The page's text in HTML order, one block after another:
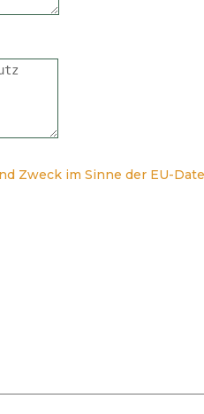
Zweck im Sinne der EU-